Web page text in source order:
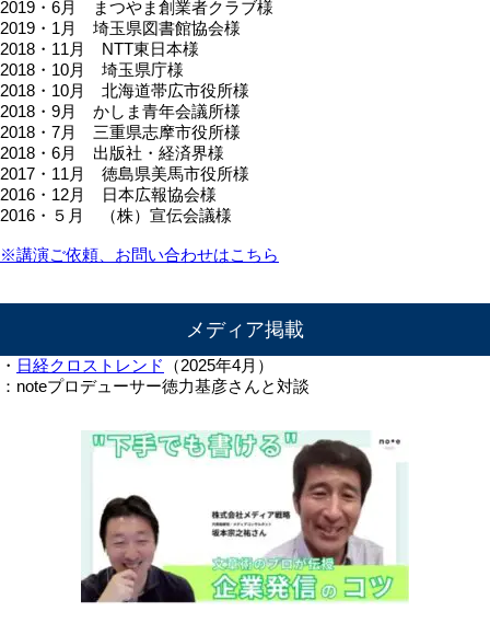
2019・6月 まつやま創業者クラブ様
2019・1月 埼玉県図書館協会様
2018・11月 NTT東日本様
2018・10月 埼玉県庁様
2018・10月 北海道帯広市役所様
2018・9月 かしま青年会議所様
2018・7月 三重県志摩市役所様
2018・6月 出版社・経済界様
2017・11月 徳島県美馬市役所様
2016・12月 日本広報協会様
2016・５月 （株）宣伝会議様
※講演ご依頼、お問い合わせはこちら
メディア掲載
・ 日経クロストレンド
（2025年4月）
：noteプロデューサー徳力基彦さんと対談